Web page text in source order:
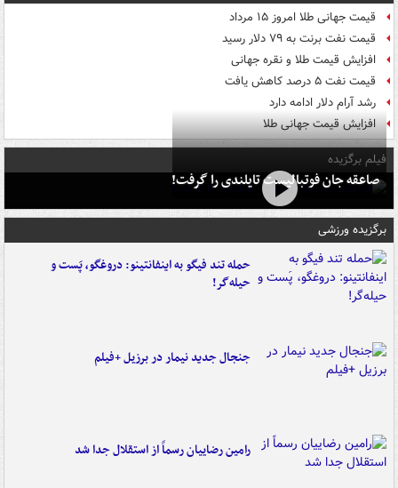
قیمت جهانی طلا امروز ۱۵ مرداد
قیمت نفت برنت به ۷۹ دلار رسید
افزایش قیمت طلا و نقره جهانی
قیمت نفت ۵ درصد کاهش یافت
رشد آرام دلار ادامه دارد
افزایش قیمت جهانی طلا
فیلم برگزیده
صاعقه جان فوتبالیست تایلندی را گرفت!
برگزیده ورزشی
حمله تند فیگو به اینفانتینو: دروغگو، پَست‌ و
حیله‌گر!
جنجال جدید نیمار در برزیل +فیلم
رامین رضاییان رسماً از استقلال جدا شد